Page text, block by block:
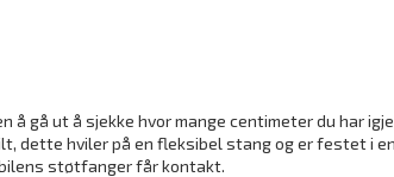
å gå ut å sjekke hvor mange centimeter du har
dette hviler på en fleksibel stang og er festet i
støtfanger får kontakt.